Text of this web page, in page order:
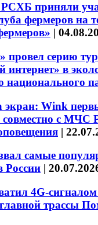
приняли
фермеров на
|
провел серию
интернет» в
национального
экран: Wink
совместно с МЧС
|
самые
России |
4G-сигналом
трассы